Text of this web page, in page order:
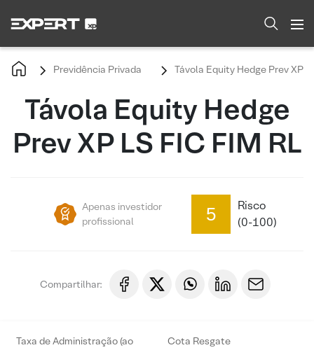
Previdência Privada Távola Equity Hedge Prev XP
Távola Equity Hedge
Prev XP LS FIC FIM RL
Apenas investidor
profissional
5
Risco
(0-100)
Compartilhar:
Taxa de Administração (ao
Cota Resgate